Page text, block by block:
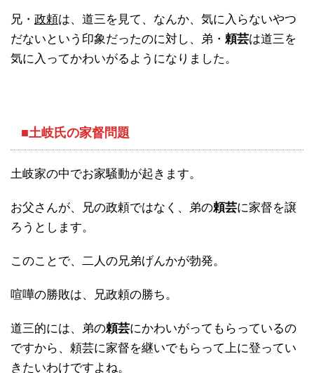
兄・ 政頼は、道三を見て、なんか、気に入らないやつ
だないという印象だったのに対し、弟・ 頼芸は道三を
気に入ってかわいがるようになりました。
■土岐氏の家督問題
土岐家の中でお家騒動が起きます。
お父さんが、兄の政頼ではなく、弟の頼芸に家督を譲
ろうとします。
このことで、二人の兄弟げんかが勃発。
喧嘩の勝敗は、兄政頼の勝ち。
道三的には、弟の頼芸にかわいがってもらっているの
ですから、頼芸に家督を継いでもらって上に登ってい
きたいわけですよね。